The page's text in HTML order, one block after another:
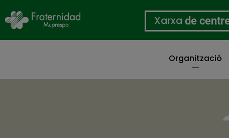
Xarxa de
Organització